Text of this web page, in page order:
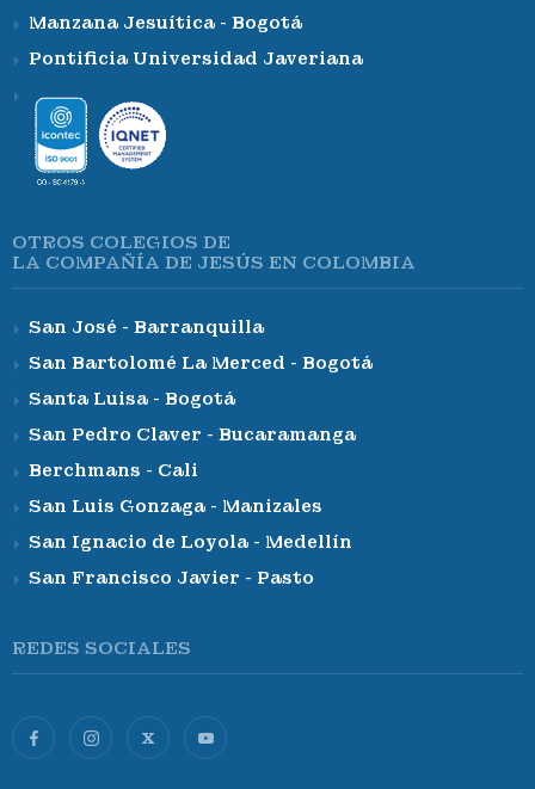
Manzana Jesuítica - Bogotá
Pontificia Universidad Javeriana
OTROS COLEGIOS DE
LA COMPAÑÍA DE JESÚS EN COLOMBIA
San José - Barranquilla
San Bartolomé La Merced - Bogotá
Santa Luisa - Bogotá
San Pedro Claver - Bucaramanga
Berchmans - Cali
San Luis Gonzaga - Manizales
San Ignacio de Loyola - Medellín
San Francisco Javier - Pasto
REDES SOCIALES
X